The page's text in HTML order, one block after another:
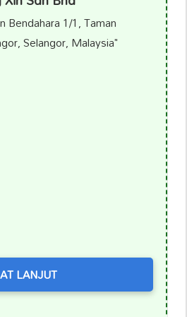
1/1, Taman
Selangor, Malaysia"
LANJUT